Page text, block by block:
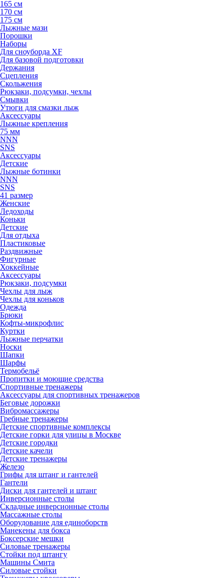
165 см
170 см
175 см
Лыжные мази
Порошки
Наборы
Для сноуборда XF
Для базовой подготовки
Держания
Сцепления
Скольжения
Рюкзаки, подсумки, чехлы
Смывки
Утюги для смазки лыж
Аксессуары
Лыжные крепления
75 мм
NNN
SNS
Аксессуары
Детские
Лыжные ботинки
NNN
SNS
41 размер
Женские
Ледоходы
Коньки
Детские
Для отдыха
Пластиковые
Раздвижные
Фигурные
Хоккейные
Аксессуары
Рюкзаки, подсумки
Чехлы для лыж
Чехлы для коньков
Одежда
Брюки
Кофты-микрофлис
Куртки
Лыжные перчатки
Носки
Шапки
Шарфы
Термобельё
Пропитки и моющие средства
Спортивные тренажеры
Аксессуары для спортивных тренажеров
Беговые дорожки
Вибромассажеры
Гребные тренажеры
Детские спортивные комплексы
Детские горки для улицы в Москве
Детские городки
Детские качели
Детские тренажеры
Железо
Грифы для штанг и гантелей
Гантели
Диски для гантелей и штанг
Инверсионные столы
Складные инверсионные столы
Массажные столы
Оборудование для единоборств
Манекены для бокса
Боксерские мешки
Силовые тренажеры
Стойки под штангу
Машины Смита
Силовые стойки